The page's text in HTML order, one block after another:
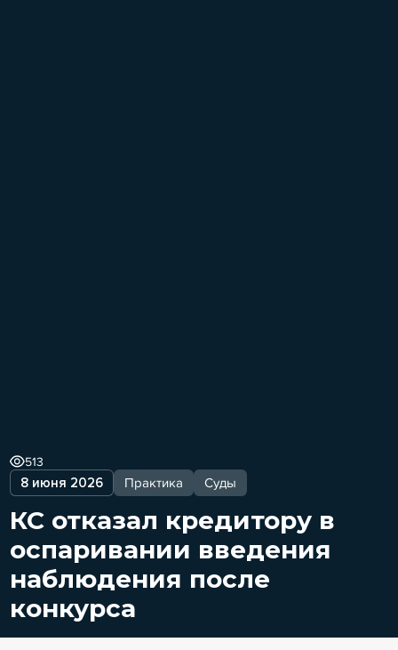
8 июня 2026 Практика Суды
513
КС отказал кредитору в
оспаривании введения
наблюдения после
конкурса